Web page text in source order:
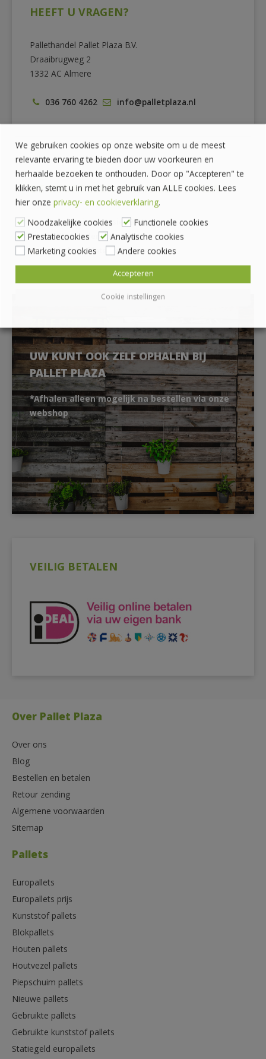
HEEFT U VRAGEN?
Pallethandel Pallet Plaza B.V.
Draaibrugweg 2
1332 AC Almere
036 760 4262 info@palletplaza.nl
DE VOORDELEN VAN PALLETPLAZA
Prijzen zijn exclusief BTW
Veilig betalen met iDeal
Ophalen of laten bezorgen
ZELF OPHALEN?
UW KUNT OOK ZELF OPHALEN BIJ
PALLET PLAZA
*Afhalen alleen mogelijk na bestellen via onze
webshop
VEILIG BETALEN
Over Pallet Plaza
Over ons
Blog
Bestellen en betalen
Retour zending
Algemene voorwaarden
Sitemap
Pallets
Europallets
Europallets prijs
Kunststof pallets
Blokpallets
Houten pallets
Houtvezel pallets
Piepschuim pallets
Nieuwe pallets
Gebruikte pallets
Gebruikte kunststof pallets
Statiegeld europallets
We gebruiken cookies op onze website om u de meest
relevante ervaring te bieden door uw voorkeuren en
herhaalde bezoeken te onthouden. Door op "Accepteren" te
klikken, stemt u in met het gebruik van ALLE cookies. Lees
hier onze privacy- en cookieverklaring.
Noodzakelijke cookies
Functionele cookies
Prestatiecookies
Analytische cookies
Marketing cookies
Andere cookies
Cookie instellingen
Accepteren